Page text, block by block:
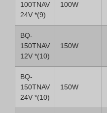
100TNAV
24V *(9)
100W
BQ-
150TNAV
12V *(10)
150W
BQ-
150TNAV
24V *(10)
150W